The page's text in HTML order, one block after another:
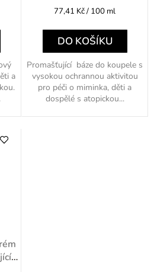
a
Měrná
77,41 Kč / 100 ml
DO KOŠÍKU
Promašťující báze do koupele s
vysokou ochrannou aktivitou
pro péči o miminka, děti a
dospělé s atopickou...